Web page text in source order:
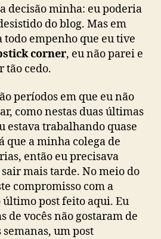
decisão minha: eu poderia
do blog. Mas em
todo empenho que eu tive
corner, eu não parei e
tão cedo.
períodos em que eu não
como nestas duas últimas
estava trabalhando quase
que a minha colega de
então eu precisava
mais tarde. No meio do
compromisso com a
último post feito aqui. Eu
de vocês não gostaram de
um post